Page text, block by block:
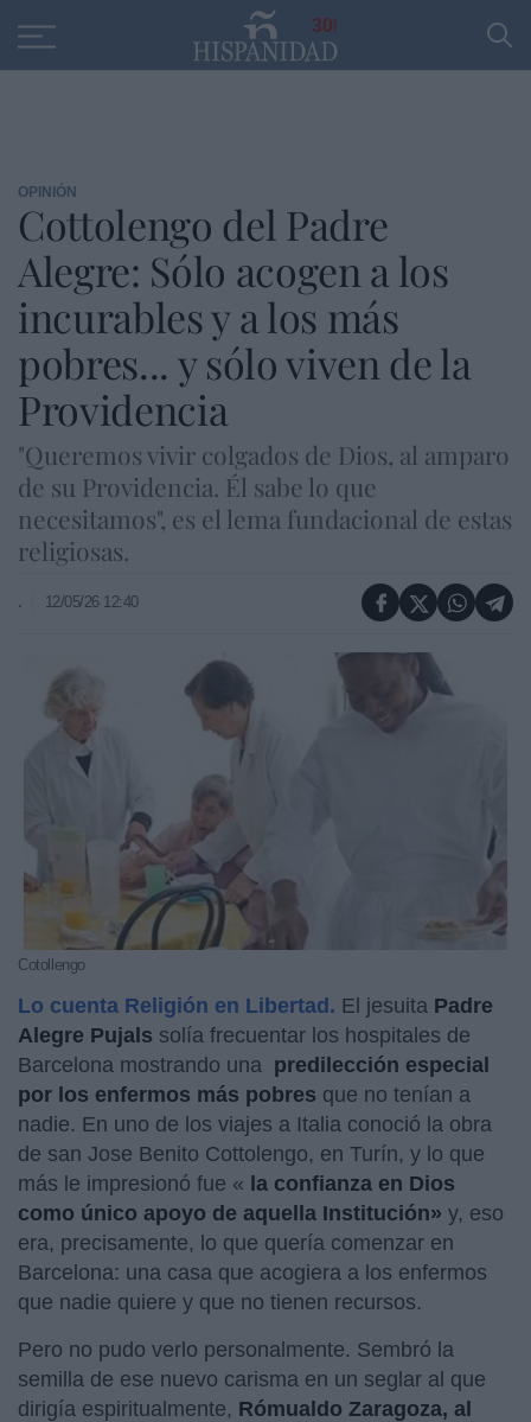
30
OPINIÓN
Cottolengo del Padre
Alegre: Sólo acogen a los
incurables y a los más
pobres... y sólo viven de la
Providencia
"Queremos vivir colgados de Dios, al amparo
de su Providencia. Él sabe lo que
necesitamos", es el lema fundacional de estas
religiosas.
. 12/05/26 12:40
Cotollengo
Lo cuenta Religión en Libertad. El jesuita Padre
Alegre Pujals solía frecuentar los hospitales de
Barcelona mostrando una predilección especial
por los enfermos más pobres que no tenían a
nadie. En uno de los viajes a Italia conoció la obra
de san Jose Benito Cottolengo, en Turín, y lo que
más le impresionó fue « la confianza en Dios
como único apoyo de aquella Institución» y, eso
era, precisamente, lo que quería comenzar en
Barcelona: una casa que acogiera a los enfermos
que nadie quiere y que no tienen recursos.
Pero no pudo verlo personalmente. Sembró la
semilla de ese nuevo carisma en un seglar al que
dirigía espiritualmente, Rómualdo Zaragoza, al